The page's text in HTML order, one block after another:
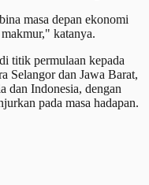
masa depan ekonomi
katanya.
titik permulaan kepada
Selangor dan Jawa Barat,
dan Indonesia, dengan
pada masa hadapan.